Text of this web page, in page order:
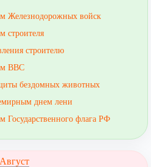
Железнодорожных войск
строителя
строителю
ВВС
бездомных животных
днем лени
Государственного флага РФ
Август